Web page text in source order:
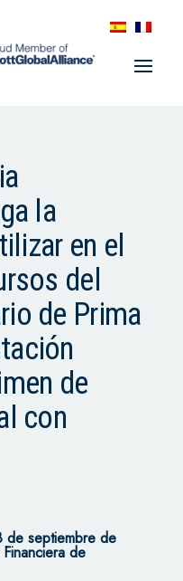
la
en el
del
de Prima
de
con
septiembre de
de